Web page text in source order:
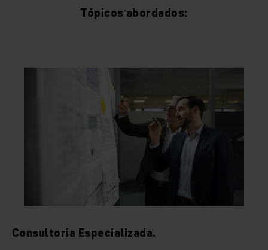
Tópicos abordados:
Consultoria Especializada.